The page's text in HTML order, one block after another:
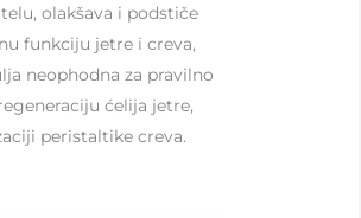
olakšava i podstiče
funkciju jetre i creva,
neophodna za pravilno
ćelija jetre,
peristaltike creva.